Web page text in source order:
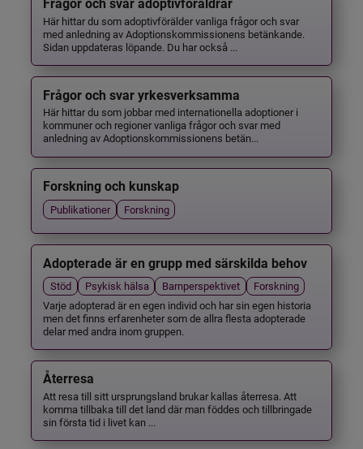
Frågor och svar adoptivföräldrar
Här hittar du som adoptivförälder vanliga frågor och svar
med anledning av Adoptionskommissionens betänkande.
Sidan uppdateras löpande. Du har också ...
Frågor och svar yrkesverksamma
Här hittar du som jobbar med internationella adoptioner i
kommuner och regioner vanliga frågor och svar med
anledning av Adoptionskommissionens betän...
Forskning och kunskap
Publikationer Forskning
Adopterade är en grupp med särskilda behov
Stöd Psykisk hälsa Barnperspektivet
Forskning
Varje adopterad är en egen individ och har sin egen historia
men det finns erfarenheter som de allra flesta adopterade
delar med andra inom gruppen.
Återresa
Att resa till sitt ursprungsland brukar kallas återresa. Att
komma tillbaka till det land där man föddes och tillbringade
sin första tid i livet kan ...